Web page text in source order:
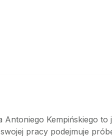
Kempińskiego
pracy podejmuje